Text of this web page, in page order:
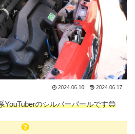
2024.06.10 2024.06.17
YouTuberのシルバーパールです😊